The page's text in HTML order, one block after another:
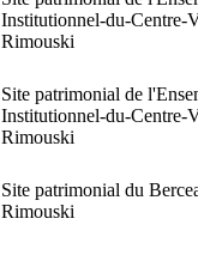
Institutionnel-du-Centre-
Rimouski
Site patrimonial de
Institutionnel-du-Centre-
Rimouski
Site patrimonial du
Rimouski